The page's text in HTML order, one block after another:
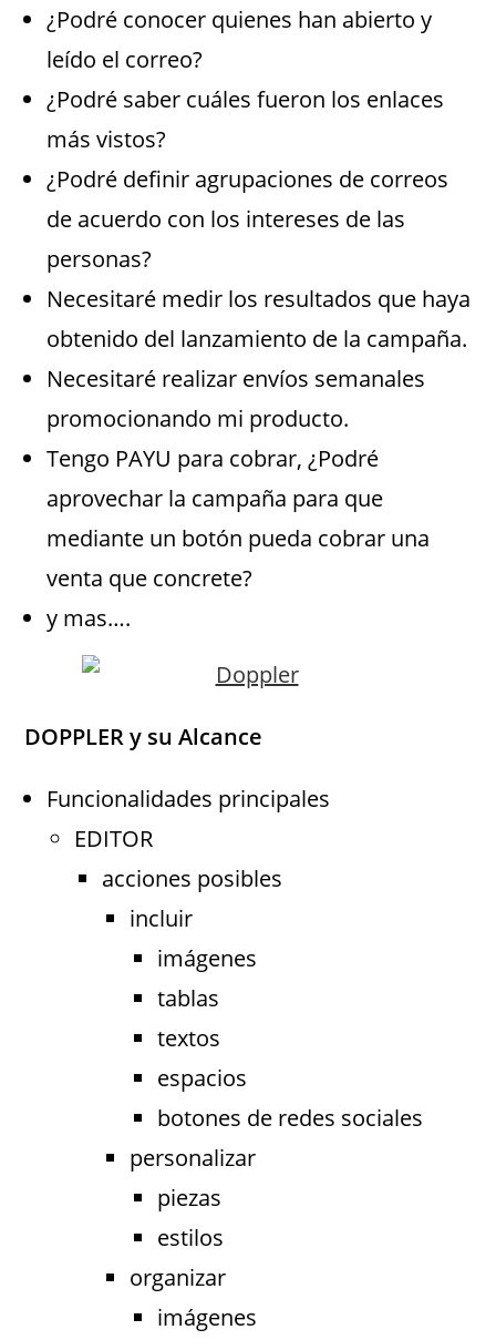
¿Podré conocer quienes han abierto y
leído el correo?
¿Podré saber cuáles fueron los enlaces
más vistos?
¿Podré definir agrupaciones de correos
de acuerdo con los intereses de las
personas?
Necesitaré medir los resultados que haya
obtenido del lanzamiento de la campaña.
Necesitaré realizar envíos semanales
promocionando mi producto.
Tengo PAYU para cobrar, ¿Podré
aprovechar la campaña para que
mediante un botón pueda cobrar una
venta que concrete?
y mas….
DOPPLER y su Alcance
Funcionalidades principales
EDITOR
acciones posibles
incluir
imágenes
tablas
textos
espacios
botones de redes sociales
personalizar
piezas
estilos
organizar
imágenes